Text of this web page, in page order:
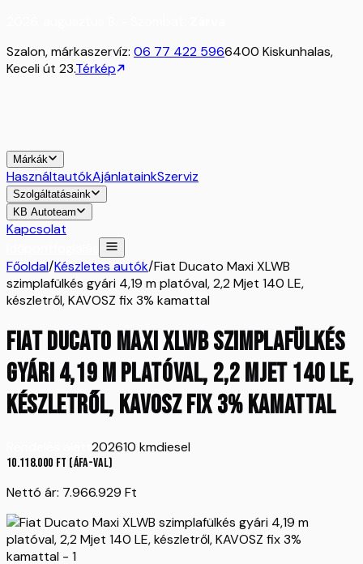
Szalon, márkaszervíz: 06 77 422 5966400 Kiskunhalas,
Keceli út 23.Térkép
Márkák
HasználtautókAjánlatainkSzerviz
Szolgáltatásaink
KB Autoteam
Kapcsolat
Főoldal/Készletes autók/Fiat Ducato Maxi XLWB
szimplafülkés gyári 4,19 m platóval, 2,2 Mjet 140 LE,
készletről, KAVOSZ fix 3% kamattal
Fiat Ducato Maxi XLWB szimplafülkés
gyári 4,19 m platóval, 2,2 Mjet 140 LE,
készletről, KAVOSZ fix 3% kamattal
202610 kmdiesel
10.118.000 Ft (ÁFA-val)
Nettó ár: 7.966.929 Ft